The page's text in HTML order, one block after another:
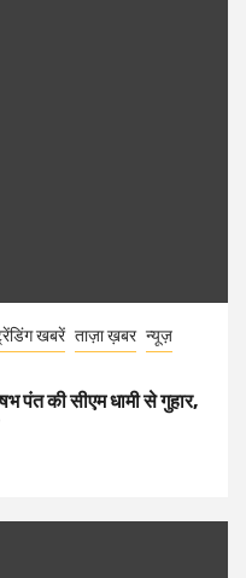
खबरें ताज़ा ख़बर न्यूज़
की सीएम धामी से गुहार,